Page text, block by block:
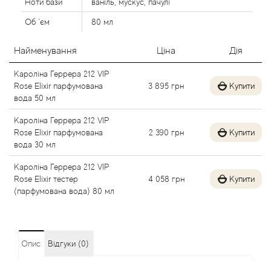
Об `єм 80 мл
Найменування Ціна Дія
Кароліна Геррера 212 VIP
Rose Elixir парфумована
вода 50 мл
3 895 грн Купити
Кароліна Геррера 212 VIP
Rose Elixir парфумована
вода 30 мл
2 390 грн Купити
Кароліна Геррера 212 VIP
Rose Elixir тестер
(парфумована вода) 80 мл
4 058 грн Купити
Опис Відгуки (0)
Ajmal
Al Jazeera
Alaia Paris
Alexander McQueen
Alexandre Barthet
Alexandre J